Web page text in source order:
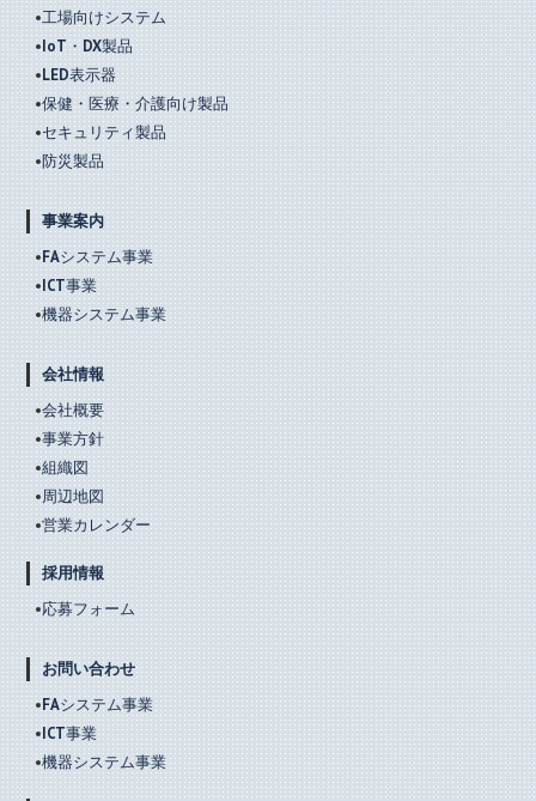
工場向けシステム
IoT・DX製品
LED表示器
保健・医療・介護向け製品
セキュリティ製品
防災製品
事業案内
FAシステム事業
ICT事業
機器システム事業
会社情報
会社概要
事業方針
組織図
周辺地図
営業カレンダー
採用情報
応募フォーム
お問い合わせ
FAシステム事業
ICT事業
機器システム事業